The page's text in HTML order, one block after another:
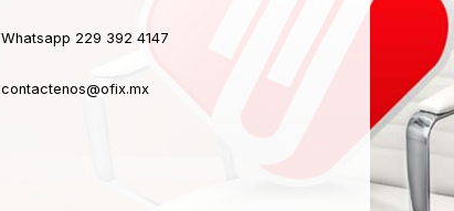
Whatsapp 229 392 4147
contactenos@ofix.mx